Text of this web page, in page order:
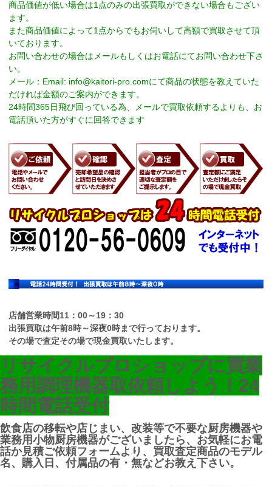
商品価値が低い場合は1点のみの出張買取ができない場合もござい
ます。
また商品価値によって1点からでもお伺いして高額で買取させて頂
いております。
お問い合わせの場合はメールもしくはお電話にてお問い合わせ下さ
い。
メール：Email: info@kaitori-pro.comにて商品の状態を教えていた
だければ金額のご案内ができます。
24時間365日飛び回っている為、メールで買取依頼するよりも、お
電話頂いた方がすぐに回答できます
店舗営業時間11：00～19：30
出張買取は午前8時～深夜0時まで行っております。
その場で査定その場で現金買取いたします。
リサイクルプロショップに買業
務用調理機器取依頼しよう！ 24
時間電話受付
飲食店の移転や店じまい、改装等で不要な厨房機器や
業務用小物厨房機器がございましたら、お気軽にお電
話か見積ご依頼フォームより、買取査定商品のモデル
名、購入日、付属品の有・無などお教え下さい。